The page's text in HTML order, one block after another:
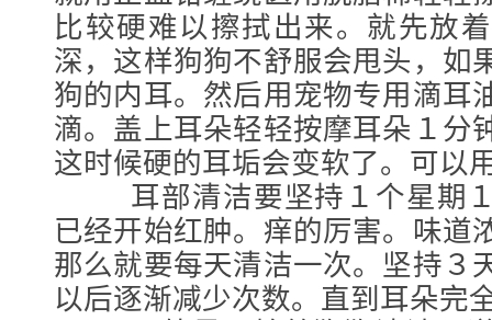
比较硬难以擦拭出来。就先放
深，这样狗狗不舒服会甩头，如
狗的内耳。然后用宠物专用滴耳
滴。盖上耳朵轻轻按摩耳朵１分
这时候硬的耳垢会变软了。可以
耳部清洁要坚持１个星期１
已经开始红肿。痒的厉害。味道
那么就要每天清洁一次。坚持３
以后逐渐减少次数。直到耳朵完